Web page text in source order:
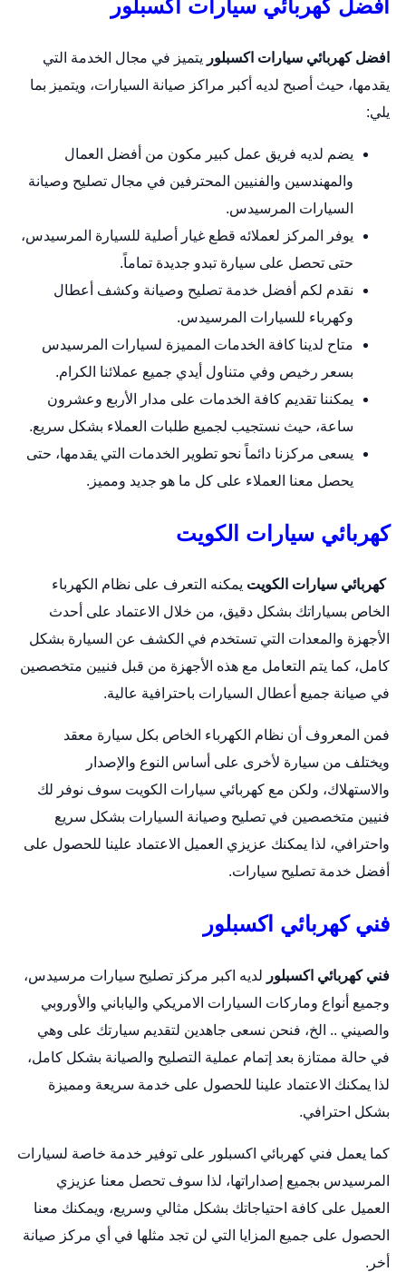
افضل كهربائي سيارات اكسبلور
افضل كهربائي سيارات اكسبلور يتميز في مجال الخدمة التي
يقدمها، حيث أصبح لديه أكبر مراكز صيانة السيارات، ويتميز بما
يلي:
يضم لديه فريق عمل كبير مكون من أفضل العمال
والمهندسين والفنيين المحترفين في مجال تصليح وصيانة
السيارات المرسيدس.
يوفر المركز لعملائه قطع غيار أصلية للسيارة المرسيدس،
حتى تحصل على سيارة تبدو جديدة تماماً.
نقدم لكم أفضل خدمة تصليح وصيانة وكشف أعطال
وكهرباء للسيارات المرسيدس.
متاح لدينا كافة الخدمات المميزة لسيارات المرسيدس
بسعر رخيص وفي متناول أيدي جميع عملائنا الكرام.
يمكننا تقديم كافة الخدمات على مدار الأربع وعشرون
ساعة، حيث نستجيب لجميع طلبات العملاء بشكل سريع.
يسعى مركزنا دائماً نحو تطوير الخدمات التي يقدمها، حتى
يحصل معنا العملاء على كل ما هو جديد ومميز.
كهربائي سيارات الكويت
كهربائي سيارات الكويت يمكنه التعرف على نظام الكهرباء
الخاص بسياراتك بشكل دقيق، من خلال الاعتماد على أحدث
الأجهزة والمعدات التي تستخدم في الكشف عن السيارة بشكل
كامل، كما يتم التعامل مع هذه الأجهزة من قبل فنيين متخصصين
في صيانة جميع أعطال السيارات باحترافية عالية.
فمن المعروف أن نظام الكهرباء الخاص بكل سيارة معقد
ويختلف من سيارة لأخرى على أساس النوع والإصدار
والاستهلاك، ولكن مع كهربائي سيارات الكويت سوف نوفر لك
فنيين متخصصين في تصليح وصيانة السيارات بشكل سريع
واحترافي، لذا يمكنك عزيزي العميل الاعتماد علينا للحصول على
أفضل خدمة تصليح سيارات.
فني كهربائي اكسبلور
فني كهربائي اكسبلور لديه اكبر مركز تصليح سيارات مرسيدس،
وجميع أنواع وماركات السيارات الامريكي والياباني والأوروبي
والصيني .. الخ، فنحن نسعى جاهدين لتقديم سيارتك على وهي
في حالة ممتازة بعد إتمام عملية التصليح والصيانة بشكل كامل،
لذا يمكنك الاعتماد علينا للحصول على خدمة سريعة ومميزة
بشكل احترافي.
كما يعمل فني كهربائي اكسبلور على توفير خدمة خاصة لسيارات
المرسيدس بجميع إصداراتها، لذا سوف تحصل معنا عزيزي
العميل على كافة احتياجاتك بشكل مثالي وسريع، ويمكنك معنا
الحصول على جميع المزايا التي لن تجد مثلها في أي مركز صيانة
أخر.